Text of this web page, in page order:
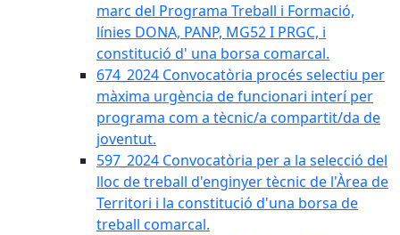
marc del Programa Treball i Formació,
línies DONA, PANP, MG52 I PRGC, i
constitució d' una borsa comarcal.
674_2024 Convocatòria procés selectiu per
màxima urgència de funcionari interí per
programa com a tècnic/a compartit/da de
joventut.
597_2024 Convocatòria per a la selecció del
lloc de treball d'enginyer tècnic de l'Àrea de
Territori i la constitució d'una borsa de
treball comarcal.